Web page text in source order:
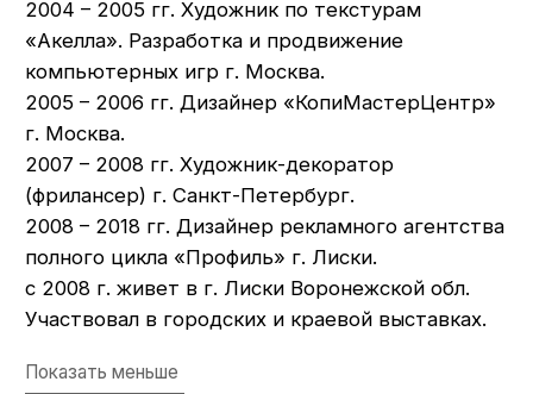
"Камни” (под заказ)
70х50 см.
Холст, акрил
Сычев Константин
Запросить цену